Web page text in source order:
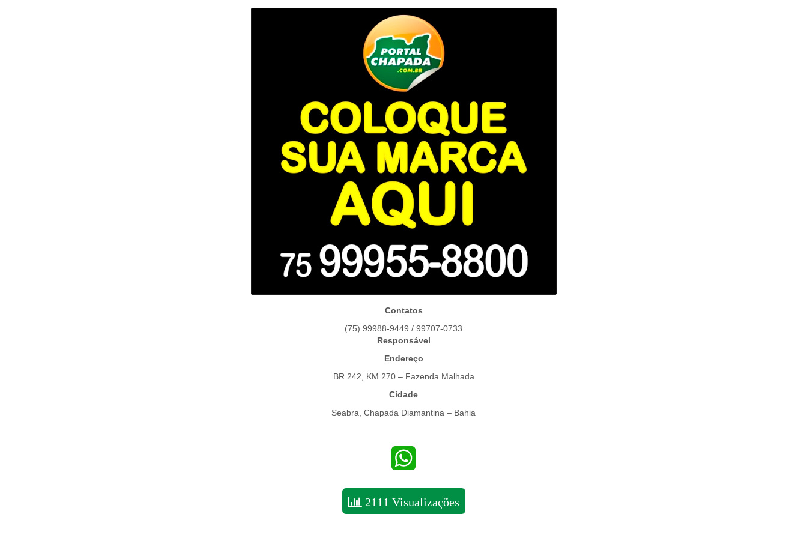
Contatos
(75) 99988-9449 / 99707-0733
Responsável
Endereço
BR 242, KM 270 – Fazenda Malhada
Cidade
Seabra, Chapada Diamantina – Bahia
2111 Visualizações